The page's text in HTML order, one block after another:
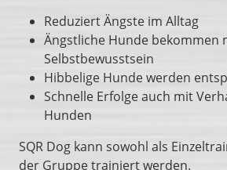
Reduziert Ängste im Alltag
Ängstliche Hunde bekommen
Selbstbewusstsein
Hibbelige Hunde werden
Schnelle Erfolge auch mit
Hunden
SQR Dog kann sowohl als
der Gruppe trainiert werden.